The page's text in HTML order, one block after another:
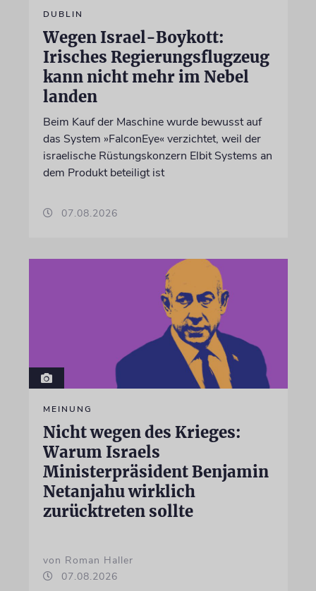
DUBLIN
Wegen Israel-Boykott:
Irisches Regierungsflugzeug
kann nicht mehr im Nebel
landen
Beim Kauf der Maschine wurde bewusst auf
das System »FalconEye« verzichtet, weil der
israelische Rüstungskonzern Elbit Systems an
dem Produkt beteiligt ist
07.08.2026
MEINUNG
Nicht wegen des Krieges:
Warum Israels
Ministerpräsident Benjamin
Netanjahu wirklich
zurücktreten sollte
von Roman Haller
07.08.2026